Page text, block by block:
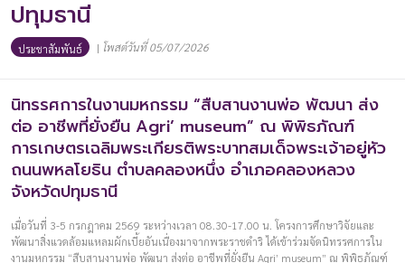
ปทุมธานี
ประชาสัมพันธ์ | โพสต์วันที่ 05/07/2026
นิทรรศการในงานมหกรรม “สืบสานงานพ่อ พัฒนา ส่ง
ต่อ อาชีพที่ยั่งยืน Agri’ museum” ณ พิพิธภัณฑ์
การเกษตรเฉลิมพระเกียรติพระบาทสมเด็จพระเจ้าอยู่หัว
ถนนพหลโยธิน ตำบลคลองหนึ่ง อำเภอคลองหลวง
จังหวัดปทุมธานี
เมื่อวันที่ 3-5 กรกฎาคม 2569 ระหว่างเวลา 08.30-17.00 น. โครงการศึกษาวิจัยและ
พัฒนาสิ่งแวดล้อมแหลมผักเบี้ยอันเนื่องมาจากพระราชดำริ ได้เข้าร่วมจัดนิทรรศการใน
งานมหกรรม “สืบสานงานพ่อ พัฒนา ส่งต่อ อาชีพที่ยั่งยืน Agri’ museum” ณ พิพิธภัณฑ์